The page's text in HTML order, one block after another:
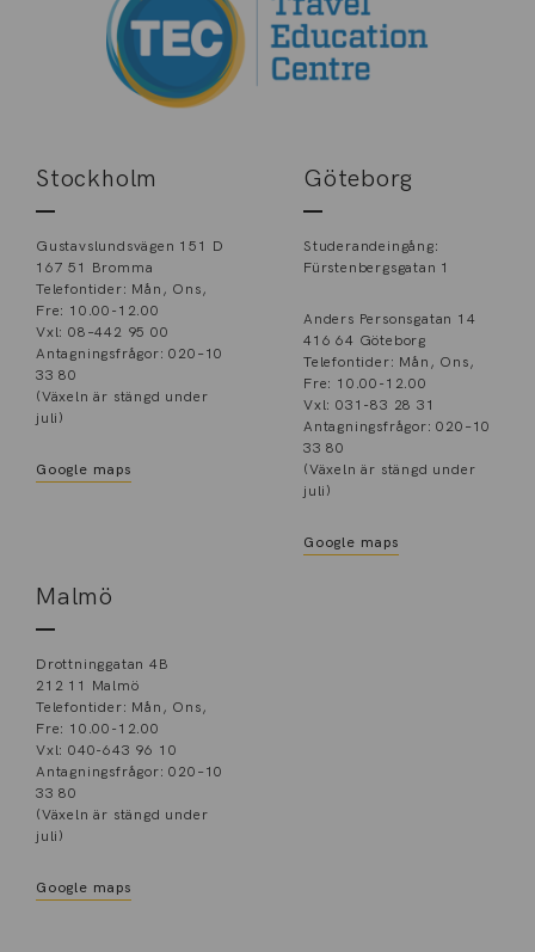
Stockholm
Gustavslundsvägen 151 D
167 51 Bromma
Telefontider: Mån, Ons,
Fre: 10.00-12.00
Vxl: 08–442 95 00
Antagningsfrågor: 020–10
33 80
(Växeln är stängd under
juli)
Google maps
Göteborg
Studerandeingång:
Fürstenbergsgatan 1
Anders Personsgatan 14
416 64 Göteborg
Telefontider: Mån, Ons,
Fre: 10.00-12.00
Vxl: 031-83 28 31
Antagningsfrågor: 020–10
33 80
(Växeln är stängd under
juli)
Google maps
Malmö
Drottninggatan 4B
212 11 Malmö
Telefontider: Mån, Ons,
Fre: 10.00-12.00
Vxl: 040-643 96 10
Antagningsfrågor: 020–10
33 80
(Växeln är stängd under
juli)
Google maps